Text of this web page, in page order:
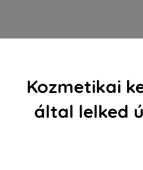
Kozmetikai
által lelked